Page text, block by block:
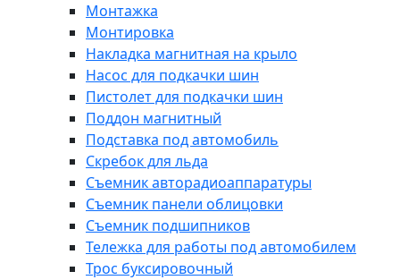
Монтажка
Монтировка
Накладка магнитная на крыло
Насос для подкачки шин
Пистолет для подкачки шин
Поддон магнитный
Подставка под автомобиль
Скребок для льда
Съемник авторадиоаппаратуры
Съемник панели облицовки
Съемник подшипников
Тележка для работы под автомобилем
Трос буксировочный